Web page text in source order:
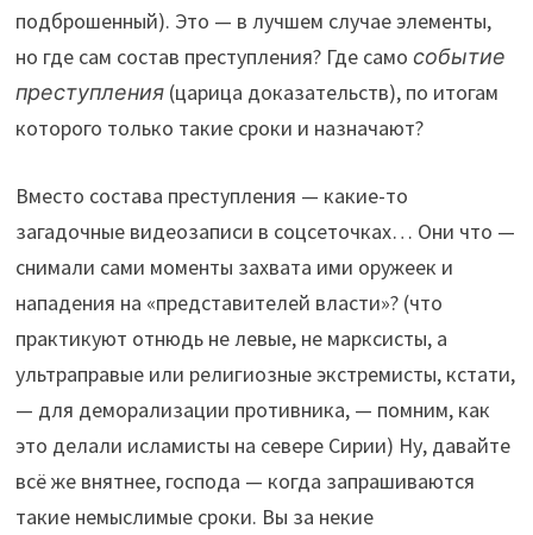
подброшенный). Это — в лучшем случае элементы,
но где сам состав преступления? Где само событие
преступления(царица доказательств), по итогам
которого только такие сроки и назначают?
Вместо состава преступления — какие-то
загадочные видеозаписи в соцсеточках… Они что —
снимали сами моменты захвата ими оружеек и
нападения на «представителей власти»? (что
практикуют отнюдь не левые, не марксисты, а
ультраправые или религиозные экстремисты, кстати,
— для деморализации противника, — помним, как
это делали исламисты на севере Сирии) Ну, давайте
всё же внятнее, господа — когда запрашиваются
такие немыслимые сроки. Вы за некие